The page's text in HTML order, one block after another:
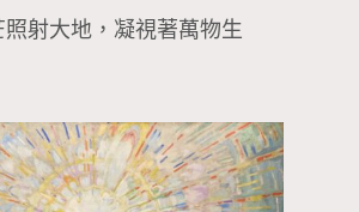
照射大地，凝視著萬物生